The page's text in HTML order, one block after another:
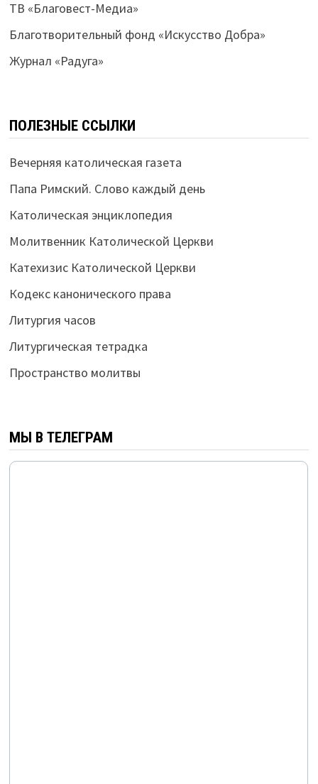
ТВ «Благовест-Медиа»
Благотворительный фонд «Искусство Добра»
Журнал «Радуга»
ПОЛЕЗНЫЕ ССЫЛКИ
Вечерняя католическая газета
Папа Римский. Слово каждый день
Католическая энциклопедия
Молитвенник Католической Церкви
Катехизис Католической Церкви
Кодекс канонического права
Литургия часов
Литургическая тетрадка
Пространство молитвы
МЫ В ТЕЛЕГРАМ